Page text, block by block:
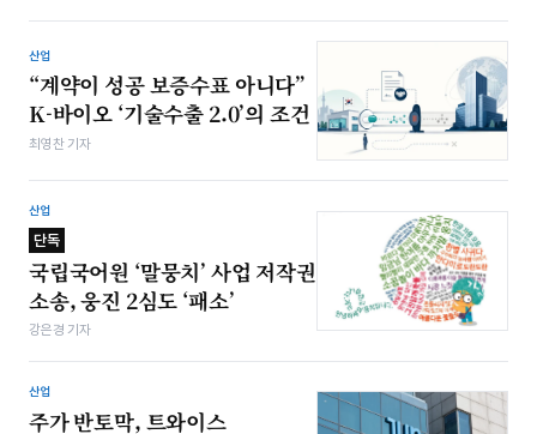
산업
“계약이 성공 보증수표 아니다”
K-바이오 ‘기술수출 2.0’의 조건
최영찬 기자
산업
단독
국립국어원 ‘말뭉치’ 사업 저작권
소송, 웅진 2심도 ‘패소’
강은경 기자
산업
주가 반토막, 트와이스